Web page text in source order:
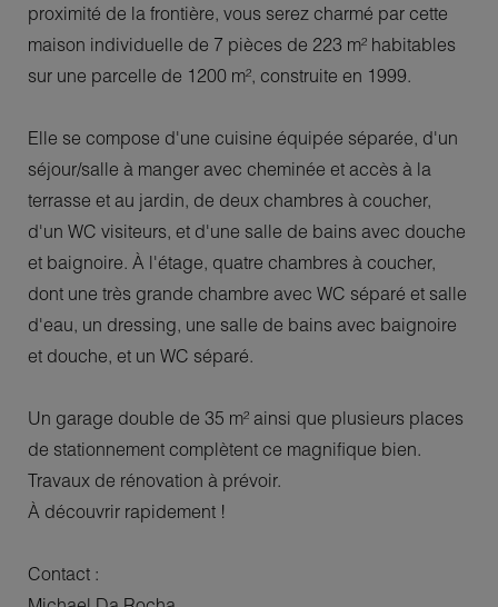
proximité de la frontière, vous serez charmé par cette
maison individuelle de 7 pièces de 223 m² habitables
sur une parcelle de 1200 m², construite en 1999.
Elle se compose d'une cuisine équipée séparée, d'un
séjour/salle à manger avec cheminée et accès à la
terrasse et au jardin, de deux chambres à coucher,
d'un WC visiteurs, et d'une salle de bains avec douche
et baignoire. À l'étage, quatre chambres à coucher,
dont une très grande chambre avec WC séparé et salle
d'eau, un dressing, une salle de bains avec baignoire
et douche, et un WC séparé.
Un garage double de 35 m² ainsi que plusieurs places
de stationnement complètent ce magnifique bien.
Travaux de rénovation à prévoir.
À découvrir rapidement !
Contact :